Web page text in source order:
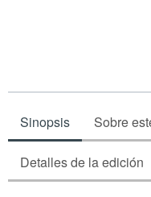
Sinopsis Sobre
Detalles de la edición